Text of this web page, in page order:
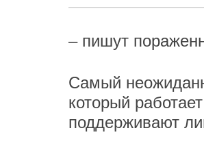
– пишут
Самый
который
поддерживают